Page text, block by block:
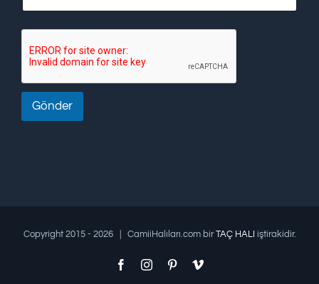
Gönder
Copyright 2015 - 2026 | CamiiHalıları.com birTAÇ HALI iştirakidir.
FacebookInstagramPinterestVimeo